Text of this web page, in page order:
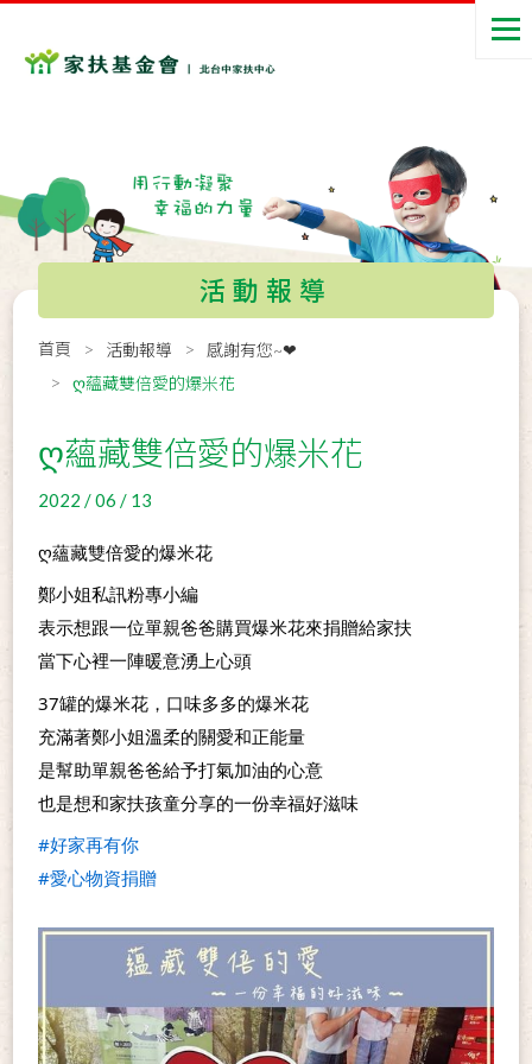
活動報導
首頁 活動報導
感謝有您~❤
ღ蘊藏雙倍愛的爆米花
ღ蘊藏雙倍愛的爆米花
2022 / 06 / 13
ღ蘊藏雙倍愛的爆米花
鄭小姐私訊粉專小編
表示想跟一位單親爸爸購買爆米花來捐贈給家扶
當下心裡一陣暖意湧上心頭
37罐的爆米花，口味多多的爆米花
充滿著鄭小姐溫柔的關愛和正能量
是幫助單親爸爸給予打氣加油的心意
也是想和家扶孩童分享的一份幸福好滋味
#好家再有你
#愛心物資捐贈